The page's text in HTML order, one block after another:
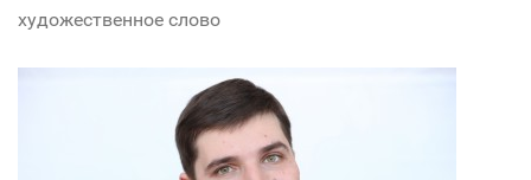
художественное слово